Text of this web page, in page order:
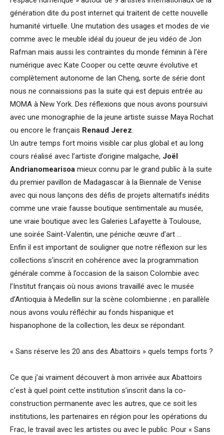
génération dite du post internet qui traitent de cette nouvelle
humanité virtuelle. Une mutation des usages et modes de vie
comme avec le meuble idéal du joueur de jeu vidéo de Jon
Rafman mais aussi les contraintes du monde féminin à l’ère
numérique avec Kate Cooper ou cette œuvre évolutive et
complètement autonome de Ian Cheng, sorte de série dont
nous ne connaissions pas la suite qui est depuis entrée au
MOMA à New York. Des réflexions que nous avons poursuivi
avec une monographie de la jeune artiste suisse Maya Rochat
ou encore le français Renaud Jerez.
Un autre temps fort moins visible car plus global et au long
cours réalisé avec l’artiste d’origine malgache, Joël
Andrianomearisoa mieux connu par le grand public à la suite
du premier pavillon de Madagascar à la Biennale de Venise
avec qui nous lançons des défis de projets alternatifs inédits
comme une vraie fausse boutique sentimentale au musée,
une vraie boutique avec les Galeries Lafayette à Toulouse,
une soirée Saint-Valentin, une péniche œuvre d’art …
Enfin il est important de souligner que notre réflexion sur les
collections s’inscrit en cohérence avec la programmation
générale comme à l’occasion de la saison Colombie avec
l’Institut français où nous avions travaillé avec le musée
d’Antioquia à Medellin sur la scène colombienne ; en parallèle
nous avons voulu réfléchir au fonds hispanique et
hispanophone de la collection, les deux se répondant.
« Sans réserve les 20 ans des Abattoirs » quels temps forts ?
Ce que j’ai vraiment découvert à mon arrivée aux Abattoirs
c’est à quel point cette institution s’inscrit dans la co-
construction permanente avec les autres, que ce soit les
institutions, les partenaires en région pour les opérations du
Frac, le travail avec les artistes ou avec le public. Pour « Sans